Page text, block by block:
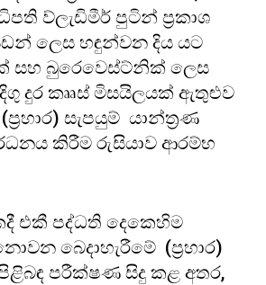
ව්ලැඩිමීර් පුටින් ප්‍රකාශ
ලෙස හඳුන්වන දිය යට
සහ බුරෙවෙස්ට්නික් ලෙස
දුර කෲස් මිසයිලයක් ඇතුළුව
සැපයුම් යාන්ත්‍රණ
කිරීම රුසියාව ආරම්භ
එකී පද්ධති දෙකෙහිම
බෙදාහැරීමේ (ප්‍රහාර)
පරීක්ෂණ සිදු කළ අතර,